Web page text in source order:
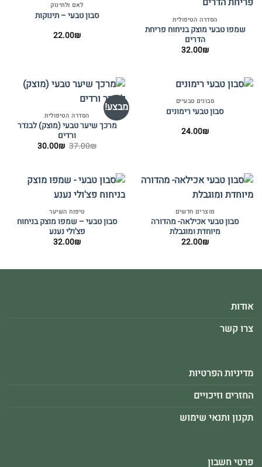
הסדרה הטיפולית
שמפו טבעי מוצק בניחוח פריחת
הדרים
32.00₪
לאם ולתינוק
סבון טבעי – תינוקות
22.00₪
סבונים טבעיים
סבון טבעי רימונים
24.00₪
מבצע!
הסדרה הטיפולית
מרכך שיער טבעי (מוצק) לבנדר
ורדים
37.00₪ המחיר
30.00₪ המחיר
מוצרים חדשים
סבון טבעי אכילאה- מהדורה
מיוחדת ומוגבלת
22.00₪
טיפוח השיער
סבון טבעי – שמפו מוצק בניחוח
פצ'ולי נענע
32.00₪
אודות
צרו קשר
מדיניות הפרטיות
החזרים וזיכויים
תקנון ותנאי שימוש
פרטי חשבון